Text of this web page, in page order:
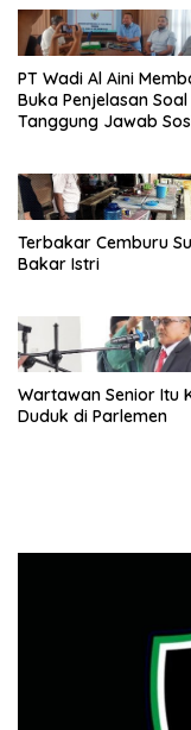
PT Wadi Al Aini
Buka Penjelasan Soal
Tanggung Jawab
Terbakar Cemburu
Bakar Istri
Wartawan Senior Itu
Duduk di Parlemen